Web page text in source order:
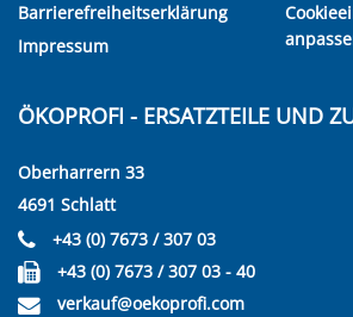
Barrierefreiheitserklärung
Impressum
ÖKOPROFI - ERSATZTEILE UND
Oberharrern 33
4691 Schlatt
+43 (0) 7673 / 307 03
+43 (0) 7673 / 307 03 - 40
verkauf@oekoprofi.com